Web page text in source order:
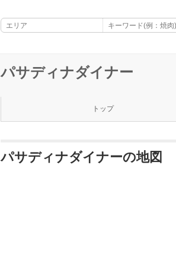
パサディナダイナー
トップ
パサディナダイナーの地図